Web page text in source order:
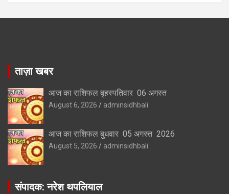
ताज़ा खबर
आज का राशिफल बृहस्पतिवार 06 अगस्त
August 6, 2026 adminsidhbali
आज का राशिफल बुधवार 05 अगस्त 2026
August 5, 2026 adminsidhbali
संपादक: नरेश थपलियाल